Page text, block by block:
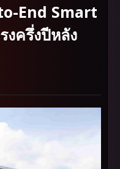
End Smart
ครึ่งปีหลัง